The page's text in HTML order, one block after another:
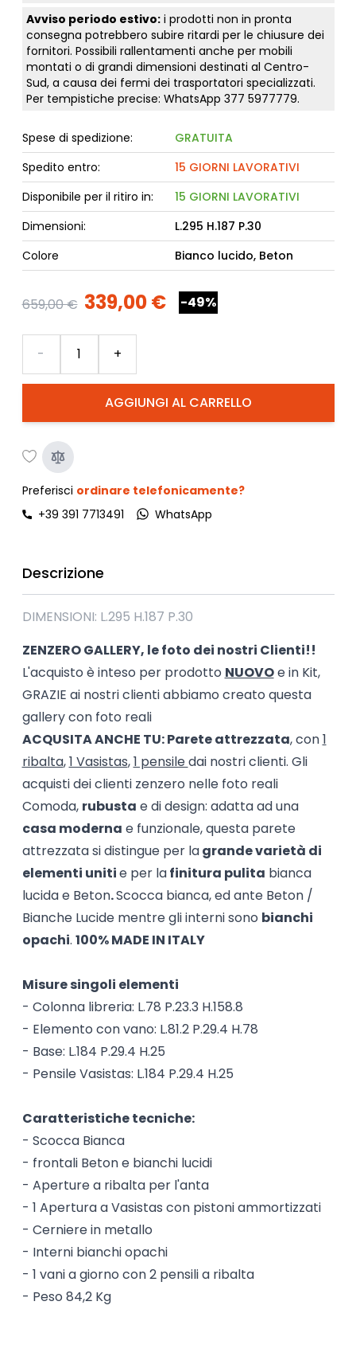
Avviso periodo estivo:i prodotti non in pronta
consegna potrebbero subire ritardi per le chiusure dei
fornitori. Possibili rallentamenti anche per mobili
montati o di grandi dimensioni destinati al Centro-
Sud, a causa dei fermi dei trasportatori specializzati.
Per tempistiche precise: WhatsApp 377 5977779.
Spese di spedizione:
GRATUITA
Spedito entro:
15 GIORNI LAVORATIVI
Disponibile per il ritiro in:
15 GIORNI LAVORATIVI
Dimensioni:
L.295 H.187 P.30
Colore
Bianco lucido, Beton
659,00 € 339,00 € -49%
AGGIUNGI AL CARRELLO
- +
Preferisci ordinare telefonicamente?
+39 391 7713491
WhatsApp
Descrizione
DIMENSIONI: L.295 H.187 P.30
ZENZERO GALLERY, le foto dei nostri Clienti!!
L'acquisto è inteso per prodotto NUOVOe in Kit,
GRAZIE ai nostri clienti abbiamo creato questa
gallery con foto reali
ACQUSITA ANCHE TU:Parete attrezzata, con1
ribalta,1 Vasistas,1 pensiledai nostri clienti. Gli
acquisti dei clienti zenzero nelle foto reali
Comoda, rubusta e di design: adatta ad una
casa moderna e funzionale, questa parete
attrezzata si distingue per lagrande varietà di
elementi unitie per lafinitura pulita bianca
lucida e Beton.Scocca bianca, ed ante Beton /
Bianche Lucide mentre gli interni sono bianchi
opachi. 100% MADE IN ITALY
Misure singoli elementi
- Colonna libreria: L.78 P.23.3 H.158.8
- Elemento con vano: L.81.2 P.29.4 H.78
- Base: L.184 P.29.4 H.25
- Pensile Vasistas: L.184 P.29.4 H.25
Caratteristiche tecniche:
- Scocca Bianca
- frontali Beton e bianchi lucidi
- Aperture a ribalta per l'anta
- 1 Apertura a Vasistas con pistoni ammortizzati
- Cerniere in metallo
- Interni bianchi opachi
- 1 vani a giorno con 2 pensili a ribalta
- Peso 84,2 Kg